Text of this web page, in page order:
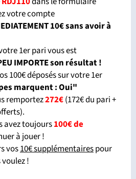
votre compte
10€ sans avoir à
1er pari vous est
IMPORTE son résultat !
100€ déposés sur votre 1er
marquent : Oui"
remportez272€(172€ du pari +
avez toujours100€ de
à jouer !
vos10€ supplémentairespour
!